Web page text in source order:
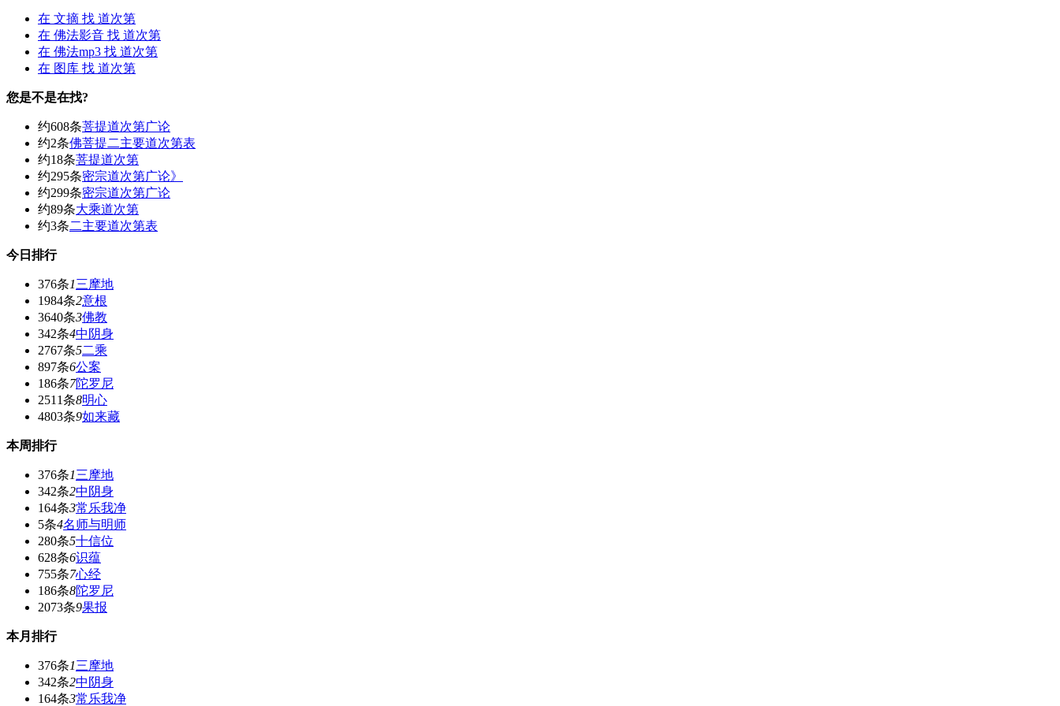
在 文摘 找 道次第
在 佛法影音 找 道次第
在 佛法mp3 找 道次第
在 图库 找 道次第
您是不是在找?
约608条菩提道次第广论
约2条佛菩提二主要道次第表
约18条菩提道次第
约295条密宗道次第广论》
约299条密宗道次第广论
约89条大乘道次第
约3条二主要道次第表
今日排行
376条1三摩地
1984条2意根
3640条3佛教
342条4中阴身
2767条5二乘
897条6公案
186条7陀罗尼
2511条8明心
4803条9如来藏
本周排行
376条1三摩地
342条2中阴身
164条3常乐我净
5条4名师与明师
280条5十信位
628条6识蕴
755条7心经
186条8陀罗尼
2073条9果报
本月排行
376条1三摩地
342条2中阴身
164条3常乐我净